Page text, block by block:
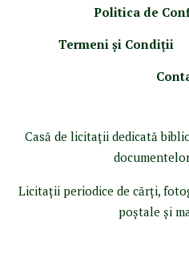
Politica de
Termeni şi Condiţii
Casă de licitaţii dedicată
Licitaţii periodice de cărţi,
poştale şi